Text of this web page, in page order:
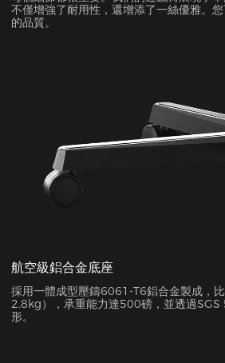
不僅增強了耐用性，還增添了一絲優雅。
的品質。
航空級鋁合金底座
採用一體成型壓鑄6061-T6鋁合金製成，
2.8kg），承重能力達500磅，並透過
形。